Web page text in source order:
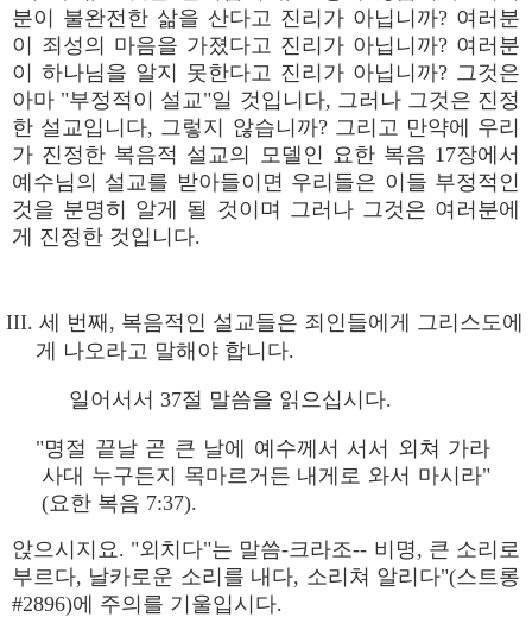
분이 불완전한 삶을 산다고 진리가 아닙니까? 여러분
이 죄성의 마음을 가졌다고 진리가 아닙니까? 여러분
이 하나님을 알지 못한다고 진리가 아닙니까? 그것은
아마 "부정적이 설교"일 것입니다, 그러나 그것은 진정
한 설교입니다, 그렇지 않습니까? 그리고 만약에 우리
가 진정한 복음적 설교의 모델인 요한 복음 17장에서
예수님의 설교를 받아들이면 우리들은 이들 부정적인
것을 분명히 알게 될 것이며 그러나 그것은 여러분에
게 진정한 것입니다.
III. 세 번째, 복음적인 설교들은 죄인들에게 그리스도에
게 나오라고 말해야 합니다.
일어서서 37절 말씀을 읽으십시다.
"명절 끝날 곧 큰 날에 예수께서 서서 외쳐 가라
사대 누구든지 목마르거든 내게로 와서 마시라"
(요한 복음 7:37).
앉으시지요. "외치다"는 말씀-크라조-- 비명, 큰 소리로
부르다, 날카로운 소리를 내다, 소리쳐 알리다"(스트롱
#2896)에 주의를 기울입시다.